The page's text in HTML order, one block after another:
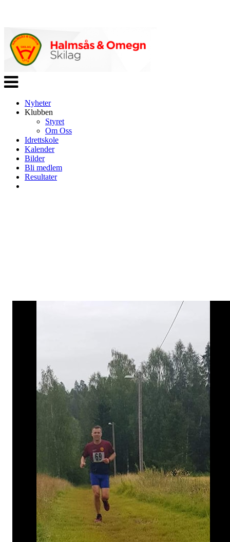
Veksle
navigasjon
Nyheter
Klubben
Styret
Om Oss
Idrettskole
Kalender
Bilder
Bli medlem
Resultater